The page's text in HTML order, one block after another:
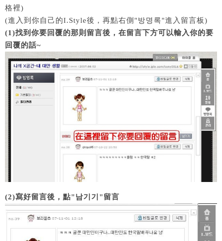
格裡)
(進入到你自己的I.Style後，再點右側"방명록"進入留言板)
(1)找到你要回覆的那則留言後，在留言下方可以輸入你的要
回覆的話~
(2)寫好留言後，點"남기기"留言